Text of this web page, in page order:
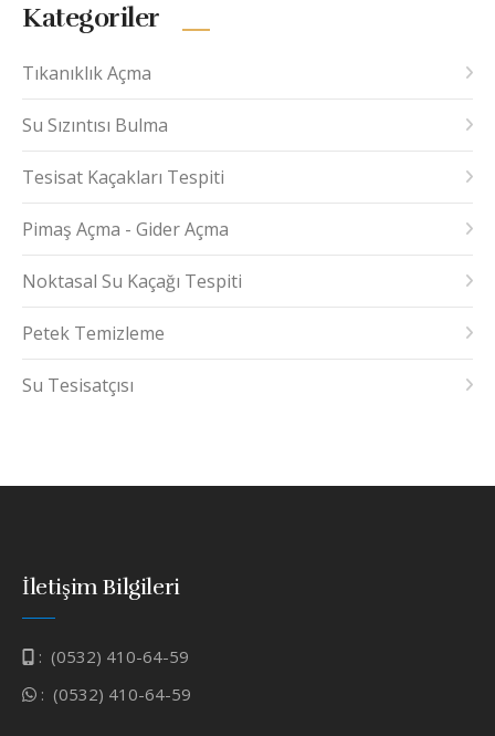
Kategoriler
Tıkanıklık Açma
Su Sızıntısı Bulma
Tesisat Kaçakları Tespiti
Pimaş Açma - Gider Açma
Noktasal Su Kaçağı Tespiti
Petek Temizleme
Su Tesisatçısı
İletişim Bilgileri
: (0532) 410-64-59
: (0532) 410-64-59